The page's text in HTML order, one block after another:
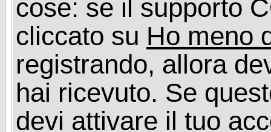
cose: se il supporto
cliccato su Ho meno
registrando, allora
hai ricevuto. Se
devi attivare il tuo